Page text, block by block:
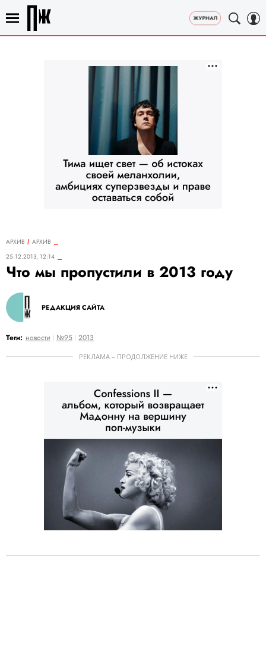
АРХИВ
АРХИВ
25.12.2013, 12:14
Что мы пропустили в 2013 году
РЕДАКЦИЯ САЙТА
Теги: новости №95 2013
РЕКЛАМА – ПРОДОЛЖЕНИЕ НИЖЕ